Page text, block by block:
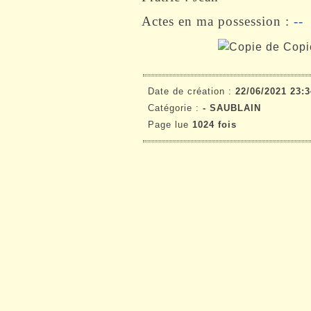
Actes en ma possession : --
Date de création : 22/06/2021
Catégorie : - SAUBLAIN
Page lue 1024 fois